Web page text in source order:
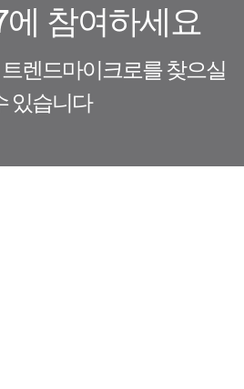
에 참여하세요
렌드마이크로를 찾으실
있습니다